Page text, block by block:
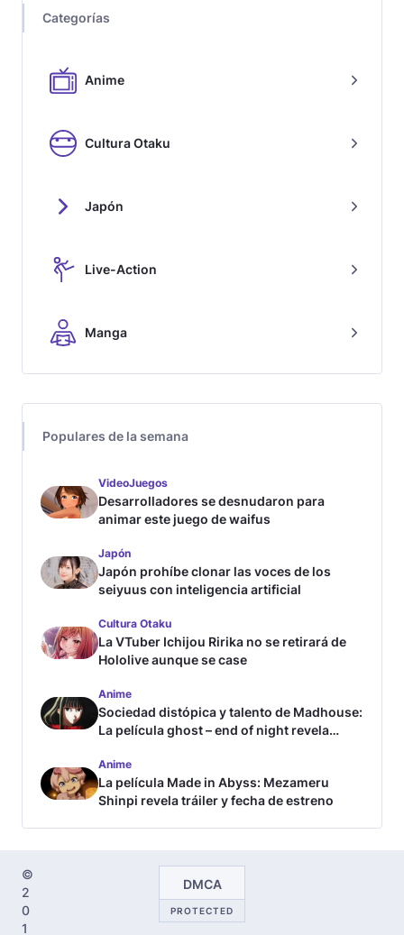
Categorías
Anime
Cultura Otaku
Japón
Live-Action
Manga
Populares de la semana
VideoJuegos
Desarrolladores se desnudaron para
animar este juego de waifus
Japón
Japón prohíbe clonar las voces de los
seiyuus con inteligencia artificial
Cultura Otaku
La VTuber Ichijou Ririka no se retirará de
Hololive aunque se case
Anime
Sociedad distópica y talento de Madhouse:
La película ghost – end of night revela
Anime
La película Made in Abyss: Mezameru
Shinpi revela tráiler y fecha de estreno
©
2
0
1
DMCA
PROTECTED